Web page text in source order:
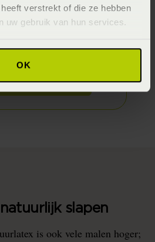
verstrekt of die ze hebben
uw gebruik van hun services.
OK
de optimale
Thuismeting aan
slapen
is ook vele malen hoger;